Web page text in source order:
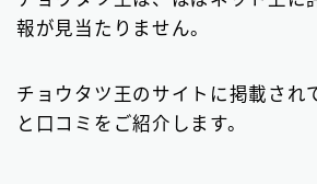
報が見当たりません。
チョウタツ王のサイトに掲載され
と口コミをご紹介します。